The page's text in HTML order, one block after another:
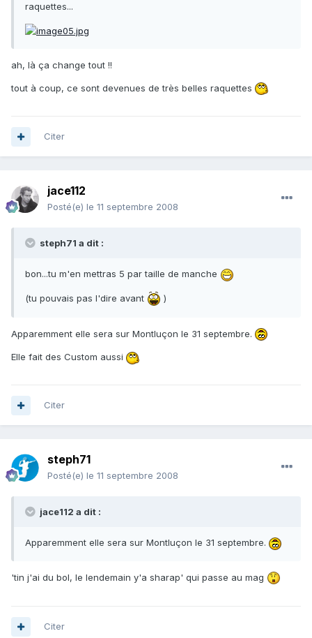
raquettes...
ah, là ça change tout !!
tout à coup, ce sont devenues de très belles raquettes
Citer
jace112
Posté(e) le 11 septembre 2008
steph71 a dit :
bon...tu m'en mettras 5 par taille de manche
(tu pouvais pas l'dire avant )
Apparemment elle sera sur Montluçon le 31 septembre.
Elle fait des Custom aussi
Citer
steph71
Posté(e) le 11 septembre 2008
jace112 a dit :
Apparemment elle sera sur Montluçon le 31 septembre.
'tin j'ai du bol, le lendemain y'a sharap' qui passe au mag
Citer